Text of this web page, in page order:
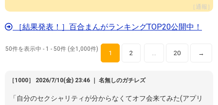
［通報］
［結果発表！］百合まんがランキングTOP20公開中！
50件を表示中 - 1 - 50件 (全1,000件)
1 2 … 20 →
［1000］ 2026/7/10(金) 23:46 ｜ 名無しのガチレズ
「自分のセクシャリティが分からなくてオフ会来てみた(アプリ